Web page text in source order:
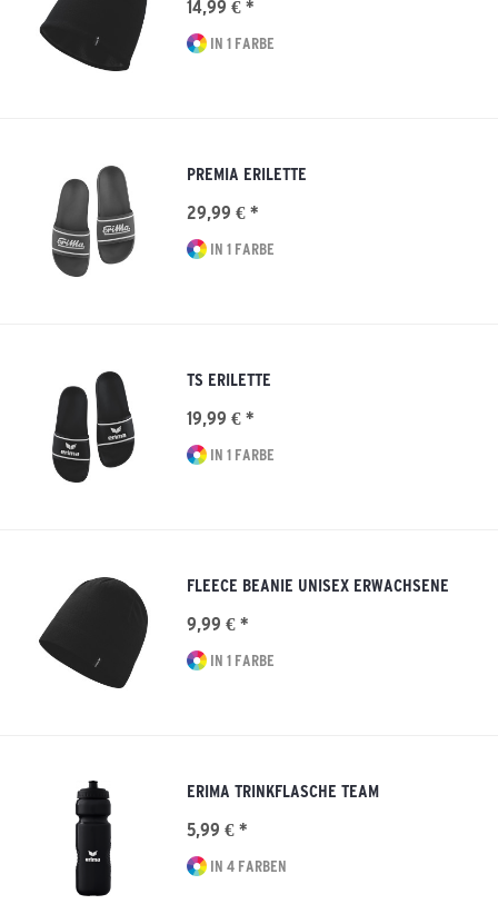
14,99 € *
IN 1 FARBE
PREMIA ERILETTE
29,99 € *
IN 1 FARBE
TS ERILETTE
19,99 € *
IN 1 FARBE
FLEECE BEANIE UNISEX ERWACHSENE
9,99 € *
IN 1 FARBE
ERIMA TRINKFLASCHE TEAM
5,99 € *
IN 4 FARBEN